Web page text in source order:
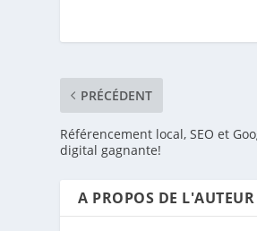
PRÉCÉDENT
Référencement local, SEO et
digital gagnante!
A PROPOS DE L'AUTEUR